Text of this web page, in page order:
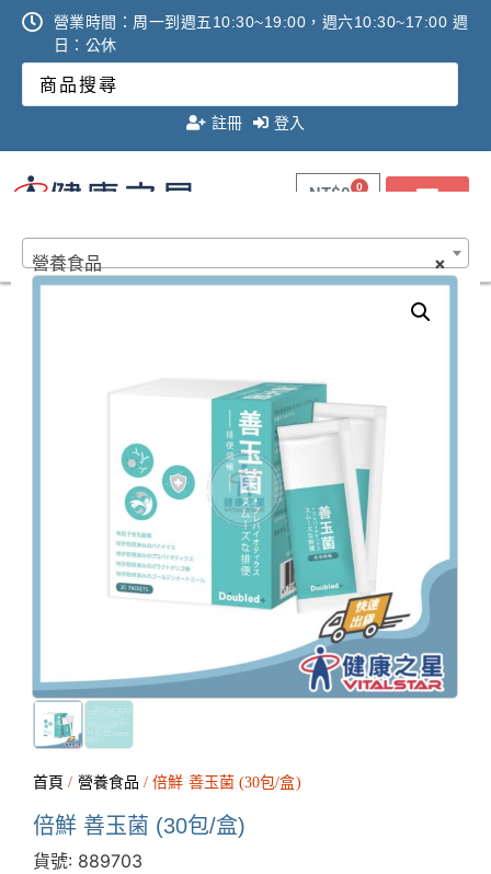
營業時間：周一到週五10:30~19:00，週六10:30~17:00 週
日：公休
註冊 登入
NT$0 0
×
營養食品
首頁 / 營養食品 / 倍鮮 善玉菌 (30包/盒)
倍鮮 善玉菌 (30包/盒)
貨號: 889703